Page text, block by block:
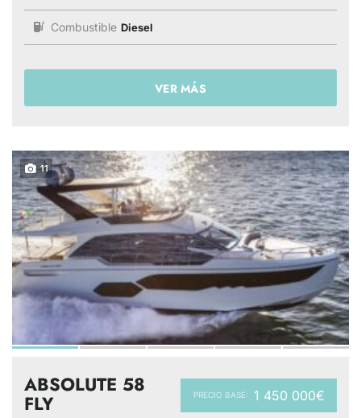
Combustible Diesel
VER MÁS
11
PRECIO BASE: 1 450 000€
ABSOLUTE 58
FLY